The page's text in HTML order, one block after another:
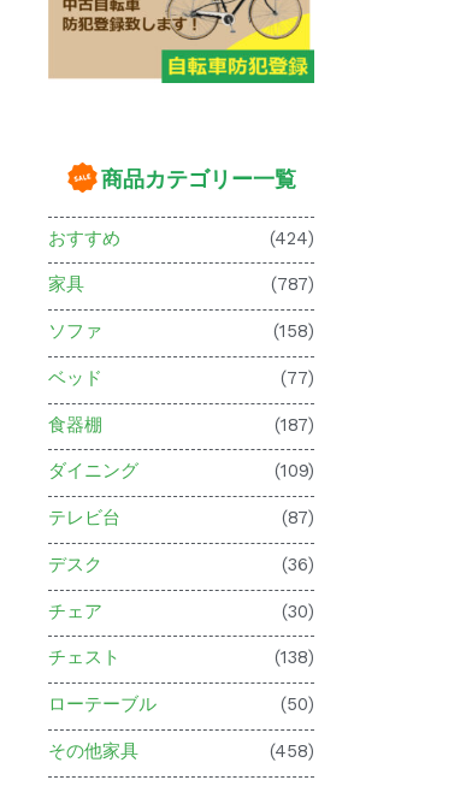
商品カテゴリー一覧
おすすめ (424)
家具 (787)
ソファ (158)
ベッド (77)
食器棚 (187)
ダイニング (109)
テレビ台 (87)
デスク (36)
チェア (30)
チェスト (138)
ローテーブル (50)
その他家具 (458)